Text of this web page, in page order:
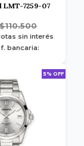
7259-07
$110.500
sin interés
bancaria:
5% OFF